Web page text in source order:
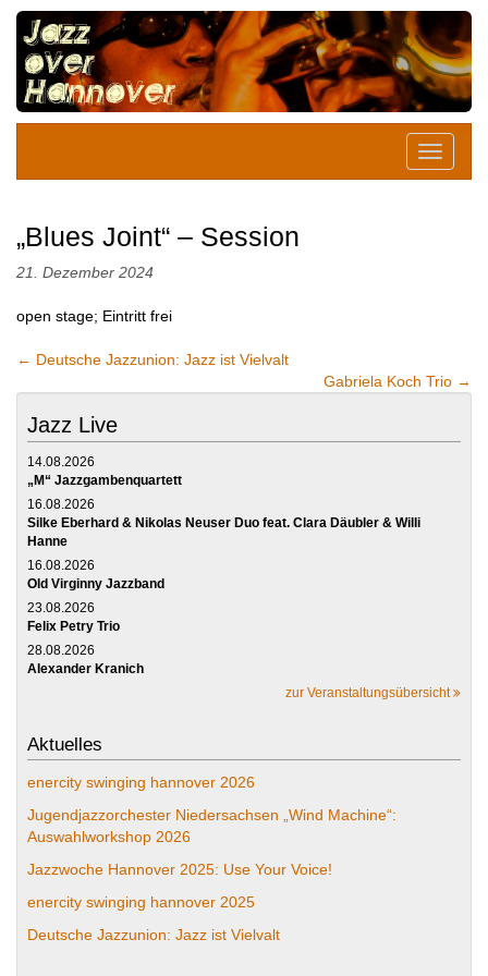
„Blues Joint“ – Session
21. Dezember 2024
open stage; Eintritt frei
← Deutsche Jazzunion: Jazz ist Vielvalt
Gabriela Koch Trio →
Jazz Live
14.08.2026
„M“ Jazzgambenquartett
16.08.2026
Silke Eberhard & Nikolas Neuser Duo feat. Clara Däubler & Willi
Hanne
16.08.2026
Old Virginny Jazzband
23.08.2026
Felix Petry Trio
28.08.2026
Alexander Kranich
zur Veranstaltungsübersicht
Aktuelles
enercity swinging hannover 2026
Jugendjazzorchester Niedersachsen „Wind Machine“:
Auswahlworkshop 2026
Jazzwoche Hannover 2025: Use Your Voice!
enercity swinging hannover 2025
Deutsche Jazzunion: Jazz ist Vielvalt